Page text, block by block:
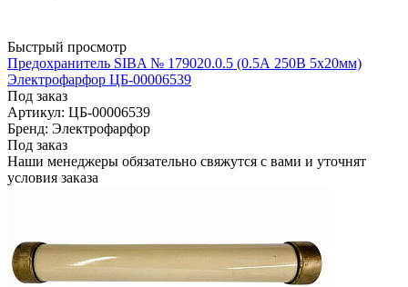
Быстрый просмотр
Предохранитель SIBA № 179020.0.5 (0.5А 250В 5х20мм)
Электрофарфор ЦБ-00006539
Под заказ
Артикул: ЦБ-00006539
Бренд: Электрофарфор
Под заказ
Наши менеджеры обязательно свяжутся с вами и уточнят
условия заказа